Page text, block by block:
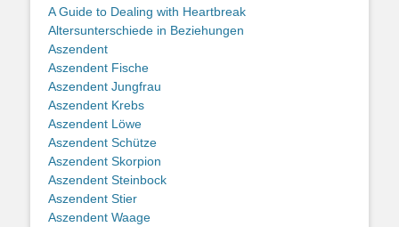
A Guide to Dealing with Heartbreak
Altersunterschiede in Beziehungen
Aszendent
Aszendent Fische
Aszendent Jungfrau
Aszendent Krebs
Aszendent Löwe
Aszendent Schütze
Aszendent Skorpion
Aszendent Steinbock
Aszendent Stier
Aszendent Waage